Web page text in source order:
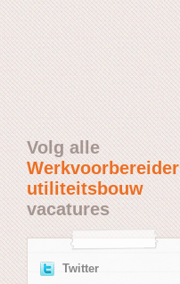
Volg alle
Werkvoorbereider
utiliteitsbouw
vacatures
Twitter